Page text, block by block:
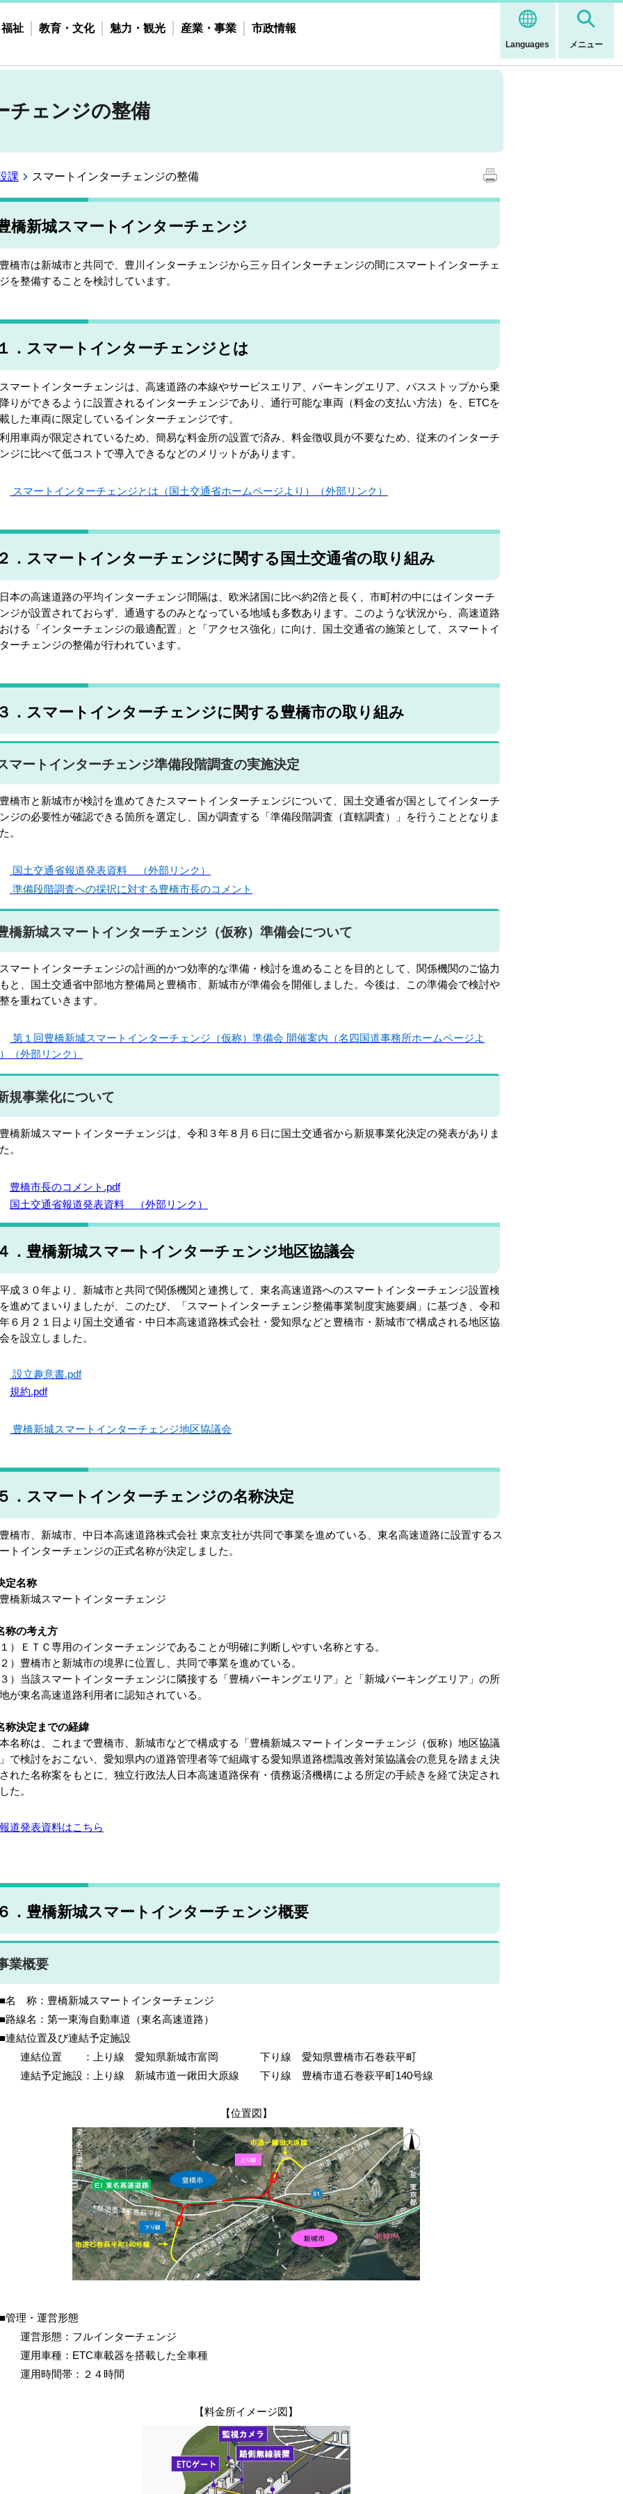
Languages メニュー
祉 教育・文化 魅力・観光 産業・事業 市政情報
チェンジの整備
課 スマートインターチェンジの整備
橋新城スマートインターチェンジ
橋市は新城市と共同で、豊川インターチェンジから三ヶ日インターチェンジの間にスマートインターチェ
を整備することを検討しています。
１．スマートインターチェンジとは
マートインターチェンジは、高速道路の本線やサービスエリア、パーキングエリア、バスストップから乗
りができるように設置されるインターチェンジであり、通行可能な車両（料金の支払い方法）を、ETCを
した車両に限定しているインターチェンジです。
用車両が限定されているため、簡易な料金所の設置で済み、料金徴収員が不要なため、従来のインターチ
ジに比べて低コストで導入できるなどのメリットがあります。
スマートインターチェンジとは（国土交通省ホームページより）（外部リンク）
２．スマートインターチェンジに関する国土交通省の取り組み
本の高速道路の平均インターチェンジ間隔は、欧米諸国に比べ約2倍と長く、市町村の中にはインターチ
ジが設置されておらず、通過するのみとなっている地域も多数あります。このような状況から、高速道路
ける「インターチェンジの最適配置」と「アクセス強化」に向け、国土交通省の施策として、スマートイ
ーチェンジの整備が行われています。
３．スマートインターチェンジに関する豊橋市の取り組み
マートインターチェンジ準備段階調査の実施決定
橋市と新城市が検討を進めてきたスマートインターチェンジについて、国土交通省が国としてインターチ
ジの必要性が確認できる箇所を選定し、国が調査する「準備段階調査（直轄調査）」を行うこととなりま
。
国土交通省報道発表資料 （外部リンク）
準備段階調査への採択に対する豊橋市長のコメント
橋新城スマートインターチェンジ（仮称）準備会について
マートインターチェンジの計画的かつ効率的な準備・検討を進めることを目的として、関係機関のご協力
と、国土交通省中部地方整備局と豊橋市、新城市が準備会を開催しました。今後は、この準備会で検討や
を重ねていきます。
第１回豊橋新城スマートインターチェンジ（仮称）準備会 開催案内（名四国道事務所ホームページよ
（外部リンク）
規事業化について
橋新城スマートインターチェンジは、令和３年８月６日に国土交通省から新規事業化決定の発表がありま
。
豊橋市長のコメント.pdf
国土交通省報道発表資料 （外部リンク）
４．豊橋新城スマートインターチェンジ地区協議会
成３０年より、新城市と共同で関係機関と連携して、東名高速道路へのスマートインターチェンジ設置検
進めてまいりましたが、このたび、「スマートインターチェンジ整備事業制度実施要綱」に基づき、令和
６月２１日より国土交通省・中日本高速道路株式会社・愛知県などと豊橋市・新城市で構成される地区協
を設立しました。
設立趣意書.pdf
規約.pdf
豊橋新城スマートインターチェンジ地区協議会
５．スマートインターチェンジの名称決定
橋市、新城市、中日本高速道路株式会社 東京支社が共同で事業を進めている、東名高速道路に設置するス
トインターチェンジの正式名称が決定しました。
定名称
橋新城スマートインターチェンジ
称の考え方
１）ＥＴＣ専用のインターチェンジであることが明確に判断しやすい名称とする。
２）豊橋市と新城市の境界に位置し、共同で事業を進めている。
３）当該スマートインターチェンジに隣接する「豊橋パーキングエリア」と「新城パーキングエリア」の所
が東名高速道路利用者に認知されている。
称決定までの経緯
名称は、これまで豊橋市、新城市などで構成する「豊橋新城スマートインターチェンジ（仮称）地区協議
で検討をおこない、愛知県内の道路管理者等で組織する愛知県道路標識改善対策協議会の意見を踏まえ決
れた名称案をもとに、独立行政法人日本高速道路保有・債務返済機構による所定の手続きを経て決定され
た。
報道発表資料はこちら
６．豊橋新城スマートインターチェンジ概要
業概要
称：豊橋新城スマートインターチェンジ
線名：第一東海自動車道（東名高速道路）
結位置及び連結予定施設
結位置 ：上り線 愛知県新城市富岡 下り線 愛知県豊橋市石巻萩平町
結予定施設：上り線 新城市道一鍬田大原線 下り線 豊橋市道石巻萩平町140号線
【位置図】
理・運営形態
営形態：フルインターチェンジ
用車種：ETC車載器を搭載した全車種
用時間帯：２４時間
【料金所イメージ図】